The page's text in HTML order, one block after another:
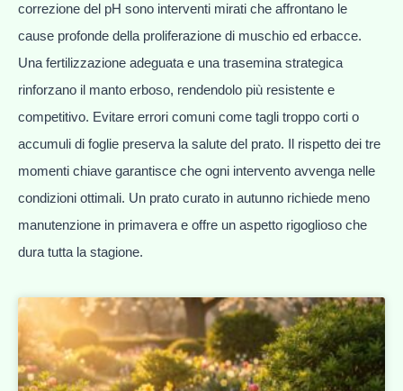
correzione del pH sono interventi mirati che affrontano le
cause profonde della proliferazione di muschio ed erbacce.
Una fertilizzazione adeguata e una trasemina strategica
rinforzano il manto erboso, rendendolo più resistente e
competitivo. Evitare errori comuni come tagli troppo corti o
accumuli di foglie preserva la salute del prato. Il rispetto dei tre
momenti chiave garantisce che ogni intervento avvenga nelle
condizioni ottimali. Un prato curato in autunno richiede meno
manutenzione in primavera e offre un aspetto rigoglioso che
dura tutta la stagione.